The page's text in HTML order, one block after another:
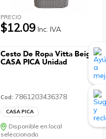
PRECIO
$12.09 Inc. IVA
Cesto De Ropa Vitta Beige
CASA PICA Unidad
Cod: 7861203436378
CASA PICA
Disponible en local
seleccionado